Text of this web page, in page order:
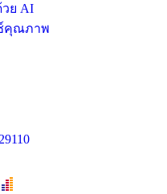
ย AI